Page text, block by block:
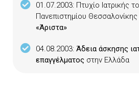
01.07.2003: Πτυχίο Ιατρικής
Πανεπιστημίου
«Άριστα»
04.08.2003: Άδεια άσκησης
επαγγέλματος στην Ελλάδα